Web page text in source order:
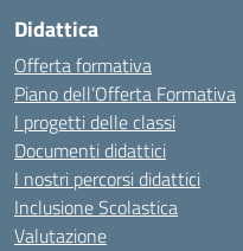
Didattica
Offerta formativa
Piano dell’Offerta Formativa
I progetti delle classi
Documenti didattici
I nostri percorsi didattici
Inclusione Scolastica
Valutazione